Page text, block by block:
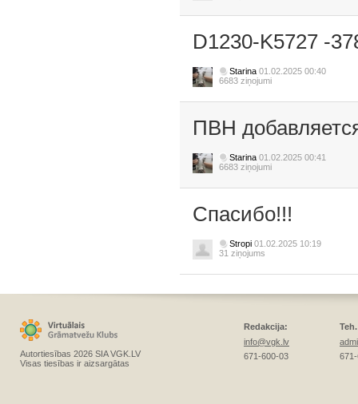
D1230-K5727 -
Starina 01.02.2025 00:40
6683 ziņojumi
ПВН
Starina 01.02.2025 00:41
6683 ziņojumi
Спасибо!!!
Stropi 01.02.2025 10:19
31 ziņojums
Autortiesības 2026 SIA VGK.LV
Visas tiesības ir aizsargātas
Redakcija:
info@vgk.lv
671-600-03